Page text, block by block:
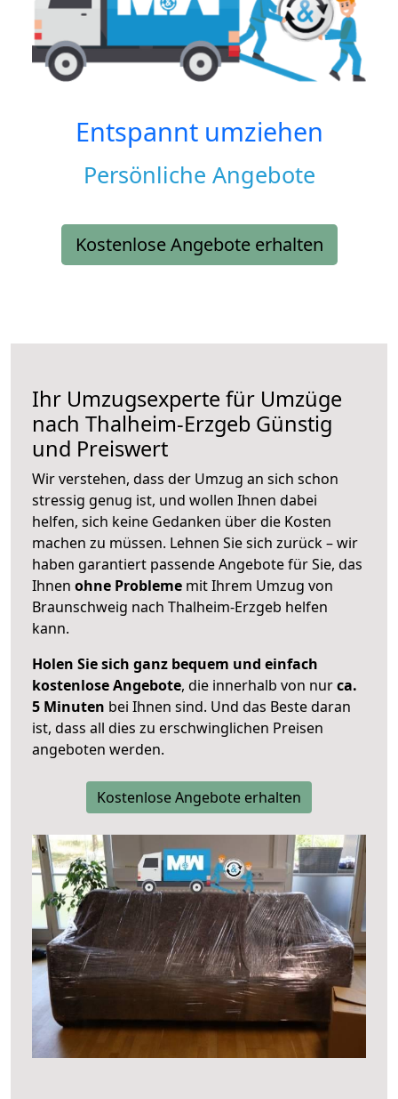
Entspannt umziehen
Persönliche Angebote
Kostenlose Angebote erhalten
Ihr Umzugsexperte für Umzüge
nach Thalheim-Erzgeb Günstig
und Preiswert
Wir verstehen, dass der Umzug an sich schon
stressig genug ist, und wollen Ihnen dabei
helfen, sich keine Gedanken über die Kosten
machen zu müssen. Lehnen Sie sich zurück – wir
haben garantiert passende Angebote für Sie, das
Ihnen ohne Probleme mit Ihrem Umzug von
Braunschweig nach Thalheim-Erzgeb helfen
kann.
Holen Sie sich ganz bequem und einfach
kostenlose Angebote, die innerhalb von nurca.
5 Minuten bei Ihnen sind. Und das Beste daran
ist, dass all dies zu erschwinglichen Preisen
angeboten werden.
Kostenlose Angebote erhalten